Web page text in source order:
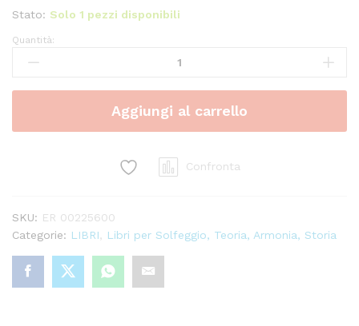
Stato: Solo 1 pezzi disponibili
Solfeggi
Cantati
A.
Ed.
Quantità:
Aggiungi al carrello
Confronta
SKU: ER 00225600
Categorie: LIBRI Libri per Solfeggio, Teoria, Armonia, Storia